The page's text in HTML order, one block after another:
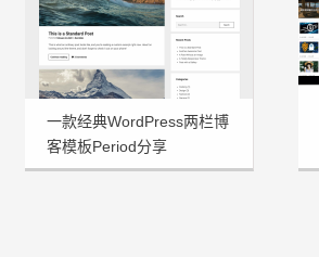
一款经典WordPress两栏博
客模板Period分享